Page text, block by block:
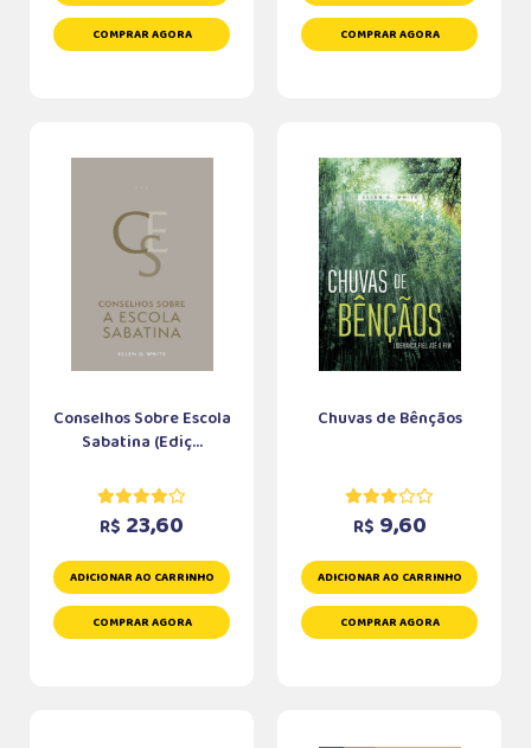
COMPRAR AGORA COMPRAR AGORA
Conselhos Sobre Escola
Sabatina (Ediç...
R$ 23,60
ADICIONAR AO CARRINHO
COMPRAR AGORA
Chuvas de Bênçãos
R$ 9,60
ADICIONAR AO CARRINHO
COMPRAR AGORA